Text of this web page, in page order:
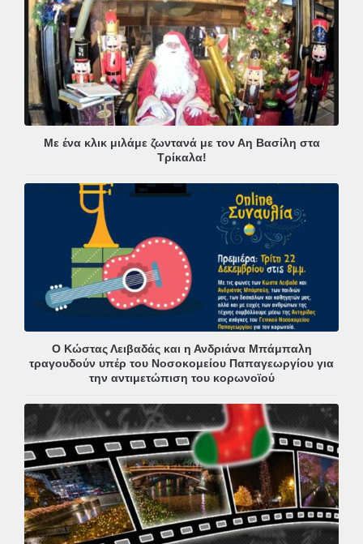
Με ένα κλικ μιλάμε ζωντανά με τον Αη Βασίλη στα
Τρίκαλα!
Ο Κώστας Λειβαδάς και η Ανδριάνα Μπάμπαλη
τραγουδούν υπέρ του Νοσοκομείου Παπαγεωργίου για
την αντιμετώπιση του κορωνοϊού